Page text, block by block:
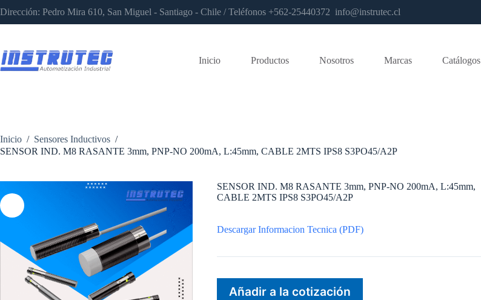
al
contenido
Dirección: Pedro Mira 610, San Miguel - Santiago - Chile / Teléfonos +562-25440372 info@instrutec.cl
Inicio Productos Nosotros Marcas Catálogos
Inicio / Sensores Inductivos /
SENSOR IND. M8 RASANTE 3mm, PNP-NO 200mA, L:45mm, CABLE 2MTS IPS8 S3PO45/A2P
SENSOR IND. M8 RASANTE 3mm, PNP-NO 200mA, L:45mm,
CABLE 2MTS IPS8 S3PO45/A2P
Descargar Informacion Tecnica (PDF)
Añadir a la cotización